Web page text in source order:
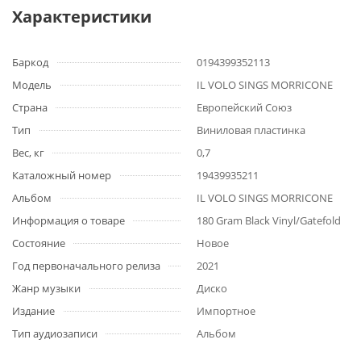
Характеристики
Баркод
0194399352113
Модель
IL VOLO SINGS MORRICONE
Страна
Европейский Союз
Тип
Виниловая пластинка
Вес, кг
0,7
Каталожный номер
19439935211
Альбом
IL VOLO SINGS MORRICONE
Информация о товаре
180 Gram Black Vinyl/Gatefold
Состояние
Новое
Год первоначального релиза
2021
Жанр музыки
Диско
Издание
Импортное
Тип аудиозаписи
Альбом